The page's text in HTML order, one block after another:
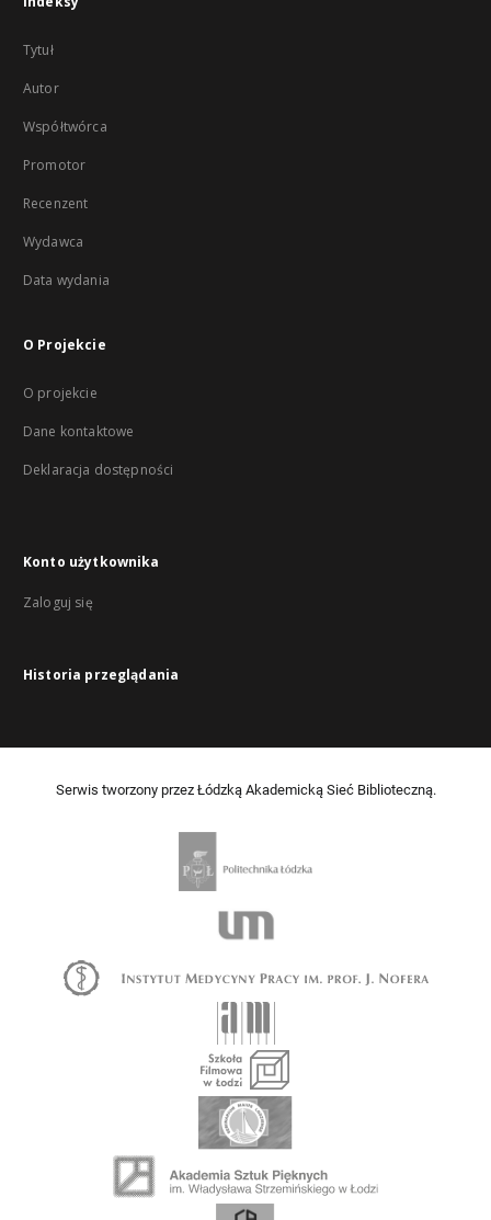
Tytuł
Autor
Współtwórca
Promotor
Recenzent
Wydawca
Data wydania
O Projekcie
O projekcie
Dane kontaktowe
Deklaracja dostępności
Konto użytkownika
Zaloguj się
Historia przeglądania
Serwis tworzony przez Łódzką Akademicką Sieć Biblioteczną.